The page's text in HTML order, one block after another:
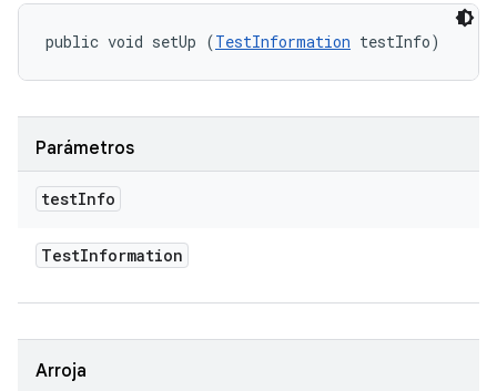
public void setUp (TestInformation testInfo)
Parámetros
testInfo
TestInformation
Arroja